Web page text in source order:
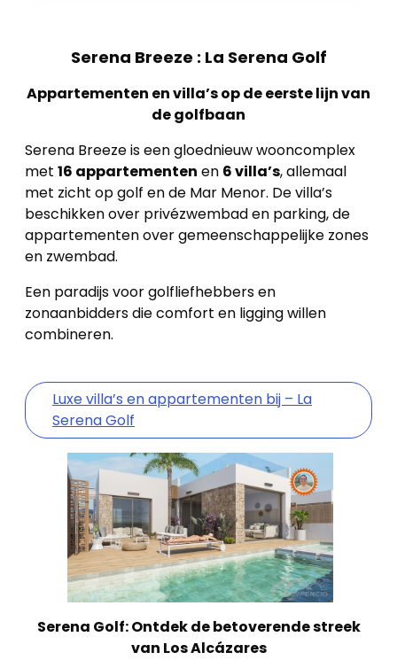
Serena Breeze : La Serena Golf
Appartementen en villa’s op de eerste lijn van
de golfbaan
Serena Breeze is een gloednieuw wooncomplex
met 16 appartementen en 6 villa’s, allemaal
met zicht op golf en de Mar Menor. De villa’s
beschikken over privézwembad en parking, de
appartementen over gemeenschappelijke zones
en zwembad.
Een paradijs voor golfliefhebbers en
zonaanbidders die comfort en ligging willen
combineren.
Luxe villa’s en appartementen bij – La
Serena Golf
Serena Golf: Ontdek de betoverende streek
van Los Alcázares